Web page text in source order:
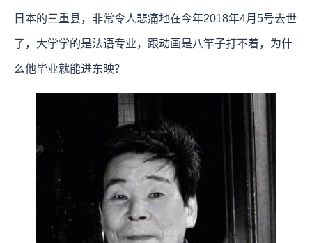
日本的三重县，非常令人悲痛地在今年2018年4月5号去世
了，大学学的是法语专业，跟动画是八竿子打不着，为什
么他毕业就能进东映？